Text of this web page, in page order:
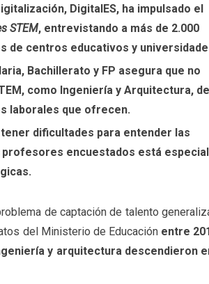
DigitalES, ha impulsado el
STEM, entrevistando a más de 2.000
de centros educativos y
Bachillerato y FP asegura que no
como Ingeniería y Arquitectura,
laborales que ofrecen.
dificultades para entender las
profesores encuestados está
de captación de talento
del Ministerio de Educación entre
y arquitectura descendieron